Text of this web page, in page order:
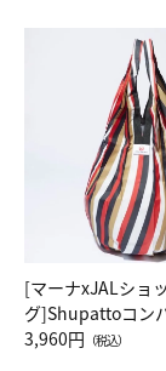
[マーナxJALショ
グ]Shupattoコン
Drop JAL客室乗務
3,960円 （税込）